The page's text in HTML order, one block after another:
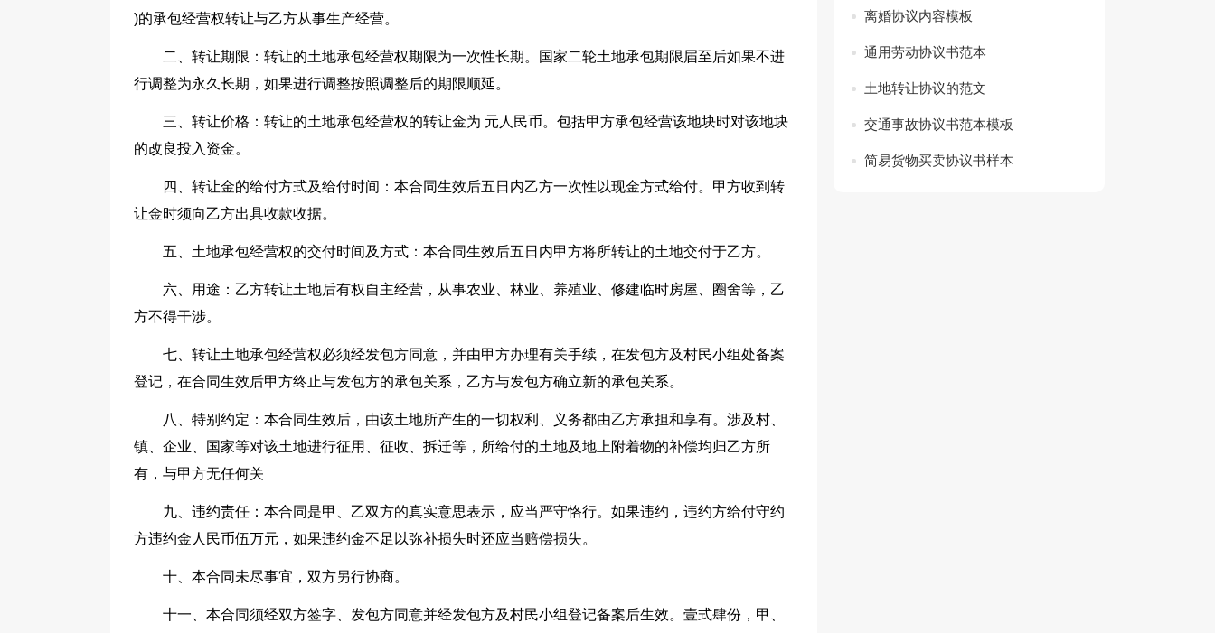
)的承包经营权转让与乙方从事生产经营。
二、转让期限：转让的土地承包经营权期限为一次性长期。国家二轮土地承包期限届至后如果不进
行调整为永久长期，如果进行调整按照调整后的期限顺延。
三、转让价格：转让的土地承包经营权的转让金为 元人民币。包括甲方承包经营该地块时对该地块
的改良投入资金。
四、转让金的给付方式及给付时间：本合同生效后五日内乙方一次性以现金方式给付。甲方收到转
让金时须向乙方出具收款收据。
五、土地承包经营权的交付时间及方式：本合同生效后五日内甲方将所转让的土地交付于乙方。
六、用途：乙方转让土地后有权自主经营，从事农业、林业、养殖业、修建临时房屋、圈舍等，乙
方不得干涉。
七、转让土地承包经营权必须经发包方同意，并由甲方办理有关手续，在发包方及村民小组处备案
登记，在合同生效后甲方终止与发包方的承包关系，乙方与发包方确立新的承包关系。
八、特别约定：本合同生效后，由该土地所产生的一切权利、义务都由乙方承担和享有。涉及村、
镇、企业、国家等对该土地进行征用、征收、拆迁等，所给付的土地及地上附着物的补偿均归乙方所
有，与甲方无任何关
九、违约责任：本合同是甲、乙双方的真实意思表示，应当严守恪行。如果违约，违约方给付守约
方违约金人民币伍万元，如果违约金不足以弥补损失时还应当赔偿损失。
十、本合同未尽事宜，双方另行协商。
十一、本合同须经双方签字、发包方同意并经发包方及村民小组登记备案后生效。壹式肆份，甲、
离婚协议内容模板
通用劳动协议书范本
土地转让协议的范文
交通事故协议书范本模板
简易货物买卖协议书样本